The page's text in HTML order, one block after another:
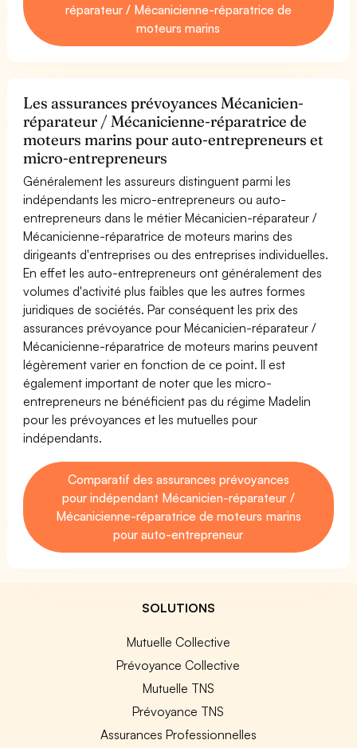
réparateur / Mécanicienne-réparatrice de
moteurs marins
Les assurances prévoyances Mécanicien-
réparateur / Mécanicienne-réparatrice de
moteurs marins pour auto-entrepreneurs et
micro-entrepreneurs
Généralement les assureurs distinguent parmi les
indépendants les micro-entrepreneurs ou auto-
entrepreneurs dans le métier Mécanicien-réparateur /
Mécanicienne-réparatrice de moteurs marins des
dirigeants d'entreprises ou des entreprises individuelles.
En effet les auto-entrepreneurs ont généralement des
volumes d'activité plus faibles que les autres formes
juridiques de sociétés. Par conséquent les prix des
assurances prévoyance pour Mécanicien-réparateur /
Mécanicienne-réparatrice de moteurs marins peuvent
légèrement varier en fonction de ce point. Il est
également important de noter que les micro-
entrepreneurs ne bénéficient pas du régime Madelin
pour les prévoyances et les mutuelles pour
indépendants.
Comparatif des assurances prévoyances
pour indépendant Mécanicien-réparateur /
Mécanicienne-réparatrice de moteurs marins
pour auto-entrepreneur
SOLUTIONS
Mutuelle Collective
Prévoyance Collective
Mutuelle TNS
Prévoyance TNS
Assurances Professionnelles